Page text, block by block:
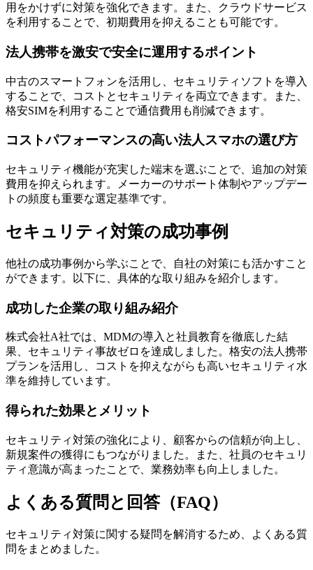
用をかけずに対策を強化できます。また、クラウドサービス
を利用することで、初期費用を抑えることも可能です。
法人携帯を激安で安全に運用するポイント
中古のスマートフォンを活用し、セキュリティソフトを導入
することで、コストとセキュリティを両立できます。また、
格安SIMを利用することで通信費用も削減できます。
コストパフォーマンスの高い法人スマホの選び方
セキュリティ機能が充実した端末を選ぶことで、追加の対策
費用を抑えられます。メーカーのサポート体制やアップデー
トの頻度も重要な選定基準です。
セキュリティ対策の成功事例
他社の成功事例から学ぶことで、自社の対策にも活かすこと
ができます。以下に、具体的な取り組みを紹介します。
成功した企業の取り組み紹介
株式会社A社では、MDMの導入と社員教育を徹底した結
果、セキュリティ事故ゼロを達成しました。格安の法人携帯
プランを活用し、コストを抑えながらも高いセキュリティ水
準を維持しています。
得られた効果とメリット
セキュリティ対策の強化により、顧客からの信頼が向上し、
新規案件の獲得にもつながりました。また、社員のセキュリ
ティ意識が高まったことで、業務効率も向上しました。
よくある質問と回答（FAQ）
セキュリティ対策に関する疑問を解消するため、よくある質
問をまとめました。